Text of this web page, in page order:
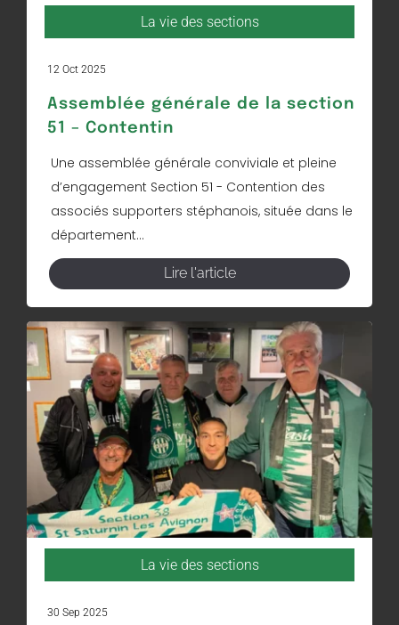
La vie des sections
12 Oct 2025
Assemblée générale de la section
51 – Contentin
Une assemblée générale conviviale et pleine
d’engagement Section 51 - Contention des
associés supporters stéphanois, située dans le
département...
Lire l'article
La vie des sections
30 Sep 2025